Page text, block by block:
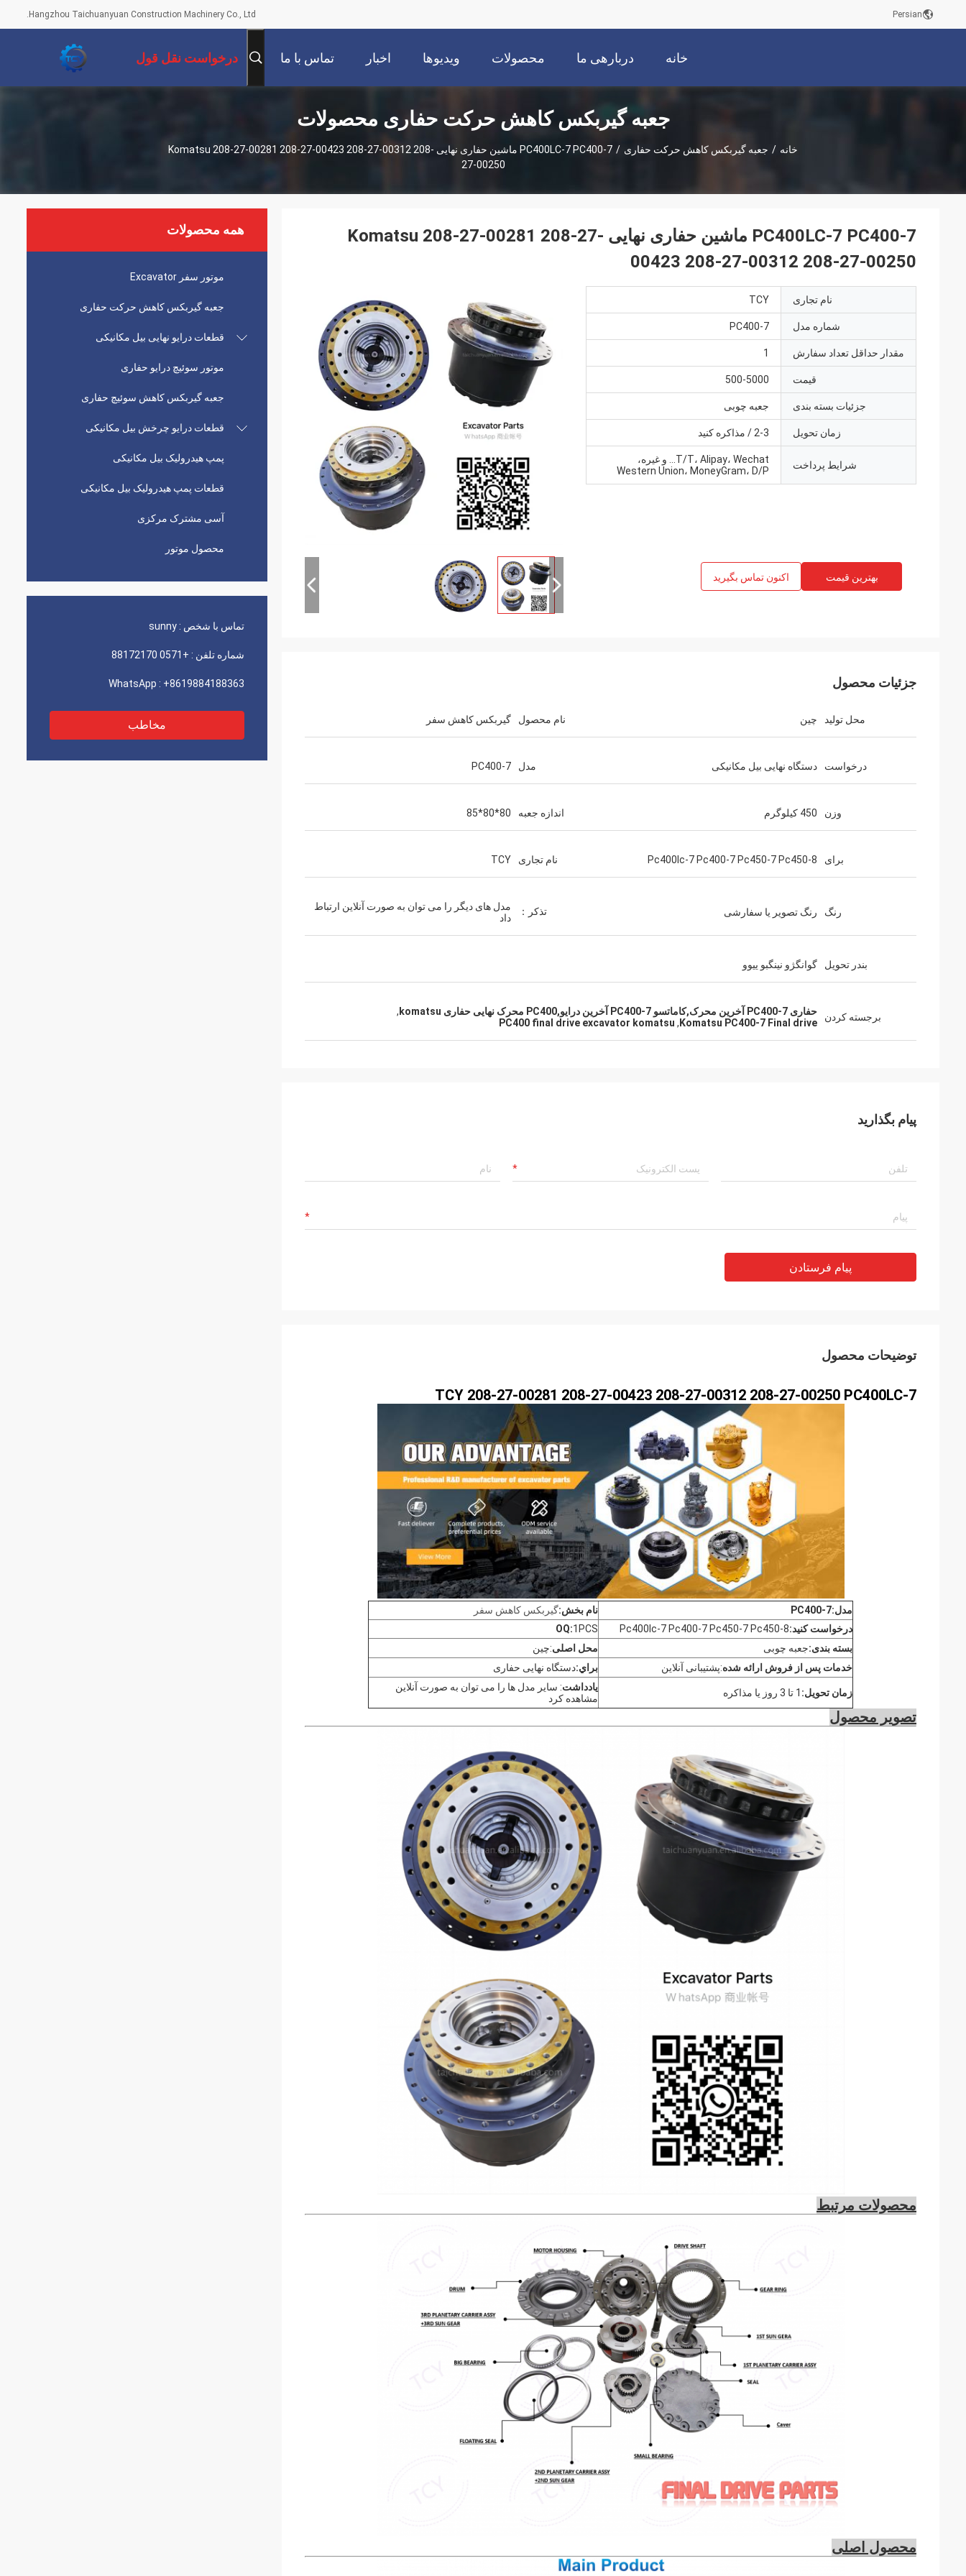
Hangzhou Taichuanyuan Construction Machinery Co., Ltd. Persian
خانه دربارهی ما محصولات ویدیوها اخبار تماس با ما درخواست نقل قول
جعبه گیربکس کاهش حرکت حفاری محصولات
خانه / جعبه گیربکس کاهش حرکت حفاری /
PC400LC-7 PC400-7 ماشین حفاری نهایی Komatsu 208-27-00281 208-27-00423 208-27-00312 208-
27-00250
همه محصولات
موتور سفر Excavator
جعبه گیربکس کاهش حرکت حفاری
قطعات درایو نهایی بیل مکانیکی
موتور سوئیچ درایو حفاری
جعبه گیربکس کاهش سوئیچ حفاری
قطعات درایو چرخش بیل مکانیکی
پمپ هیدرولیک بیل مکانیکی
قطعات پمپ هیدرولیک بیل مکانیکی
آسی مشترک مرکزی
محصول موتور
تماس با شخص : sunny
شماره تلفن : +0571 88172170
WhatsApp : +8619884188363
مخاطب
PC400LC-7 PC400-7 ماشین حفاری نهایی Komatsu 208-27-00281 208-27-
00423 208-27-00312 208-27-00250
نام تجاری TCY
شماره مدل PC400-7
مقدار حداقل تعداد سفارش 1
قیمت 500-5000
جزئیات بسته بندی جعبه چوبی
زمان تحویل 2-3 / مذاکره کنید
شرایط پرداخت
T/T، Alipay، Wechat... و غیره،
Western Union، MoneyGram، D/P
بهترین قیمت اکنون تماس بگیرید
جزئیات محصول
محل تولید چین نام محصول گیربکس کاهش سفر
درخواست دستگاه نهایی بیل مکانیکی مدل PC400-7
وزن 450 کیلوگرم اندازه جعبه 80*80*85
برای Pc400lc-7 Pc400-7 Pc450-7 Pc450-8 نام تجاری TCY
رنگ رنگ تصویر یا سفارشی تذکر：
مدل های دیگر را می توان به صورت آنلاین ارتباط
داد
بندر تحویل گوانگژو نینگبو ییوو
برجسته کردن حفاری PC400-7 آخرین محرک,کاماتسو PC400-7 آخرین درایو,PC400 محرک نهایی حفاری komatsu
,
Komatsu PC400-7 Final drive
,
PC400 final drive excavator komatsu
پیام بگذارید
پیام فرستادن
توضیحات محصول
TCY 208-27-00281 208-27-00423 208-27-00312 208-27-00250 PC400LC-7
مدل:PC400-7 نام بخش:گیربکس کاهش سفر
درخواست کنید:Pc400lc-7 Pc400-7 Pc450-7 Pc450-8
OQ:1PCS
بسته بندی:جعبه چوبی محل اصلی:چین
خدمات پس از فروش ارائه شده:پشتیبانی آنلاین براي:دستگاه نهایی حفاری
زمان تحویل: 1 تا 3 روز يا مذاکره یادداشت: سایر مدل ها را می توان به صورت آنلاین
مشاهده کرد
تصویر محصول
محصولات مرتبط
محصول اصلی
Taichuanyuan